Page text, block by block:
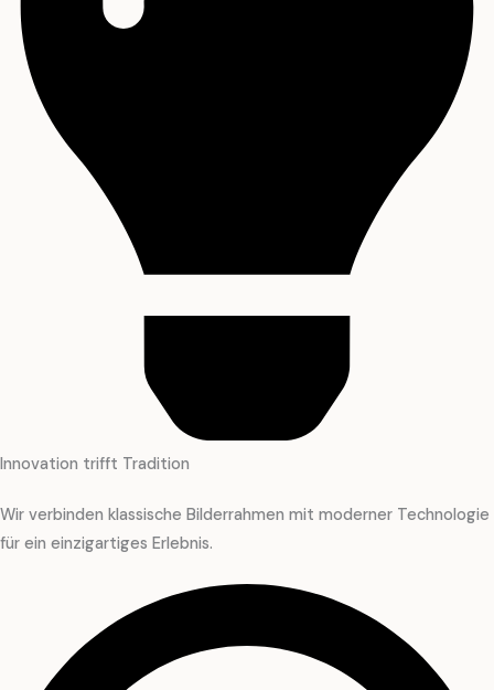
Innovation trifft Tradition
Wir verbinden klassische Bilderrahmen mit moderner Technologie
für ein einzigartiges Erlebnis.